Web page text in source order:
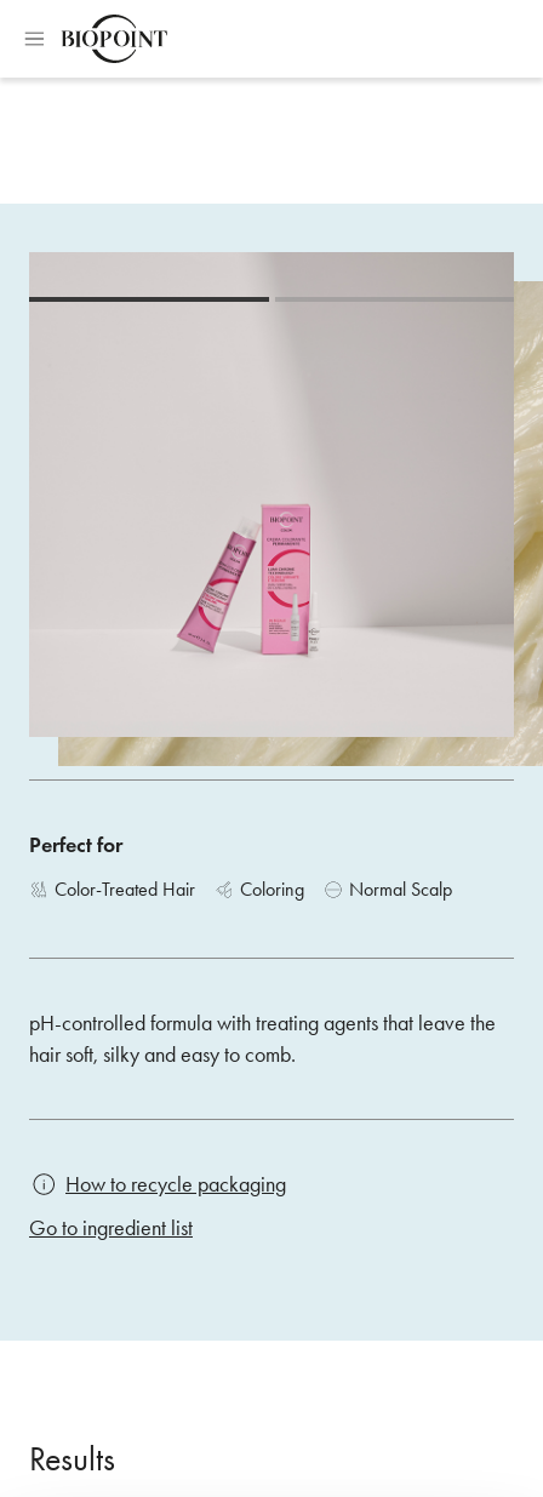
Technology and Hyaluronic Acid, the oxidising Permanent
Colouring Cream delivers vibrant, intense and shiny
Perfect for
Color-Treated Hair Coloring Normal Scalp
pH-controlled formula with treating agents that leave the
hair soft, silky and easy to comb.
How to recycle packaging
Go to ingredient list
Results